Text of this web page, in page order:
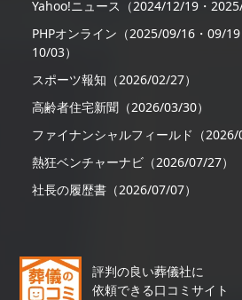
Yahoo!ニュース（2024/12/19・
PHPオンライン（2025/09/16・09/
10/03）
スポーツ報知（2026/02/27）
高齢者住宅新聞（2026/03/30）
ファイナンシャルフィールド（2026/
熱狂ベンチャーナビ（2026/07/27）
社長の履歴書（2026/07/07）
評判の良い葬儀社に
依頼できる口コミサイト